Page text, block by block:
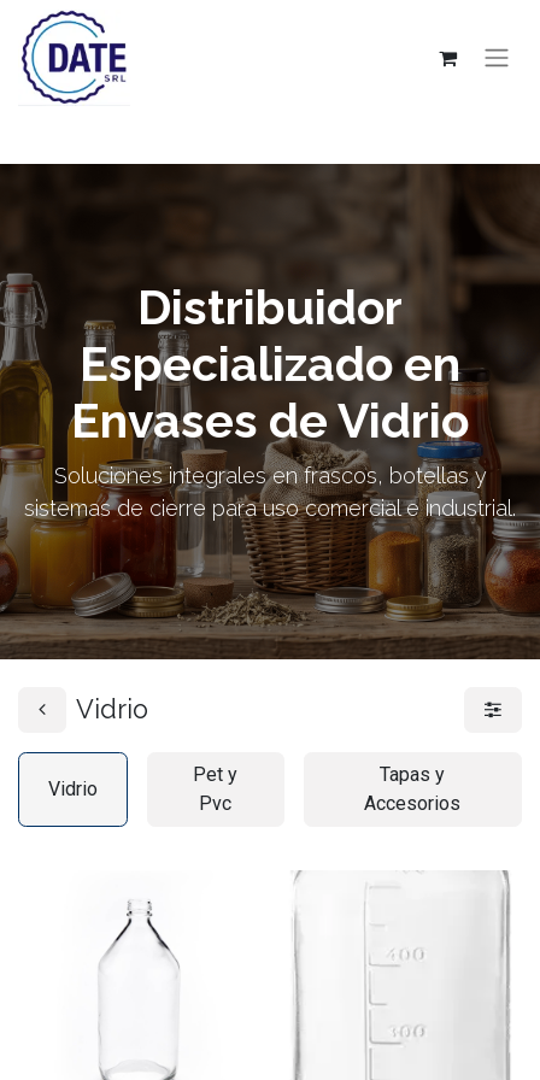
Distribuidor
Especializado en
Envases de Vidrio
Soluciones integrales en frascos, botellas y
sistemas de cierre para uso comercial e industrial.
Vidrio
Vidrio
Pet y
Pvc
Tapas y
Accesorios